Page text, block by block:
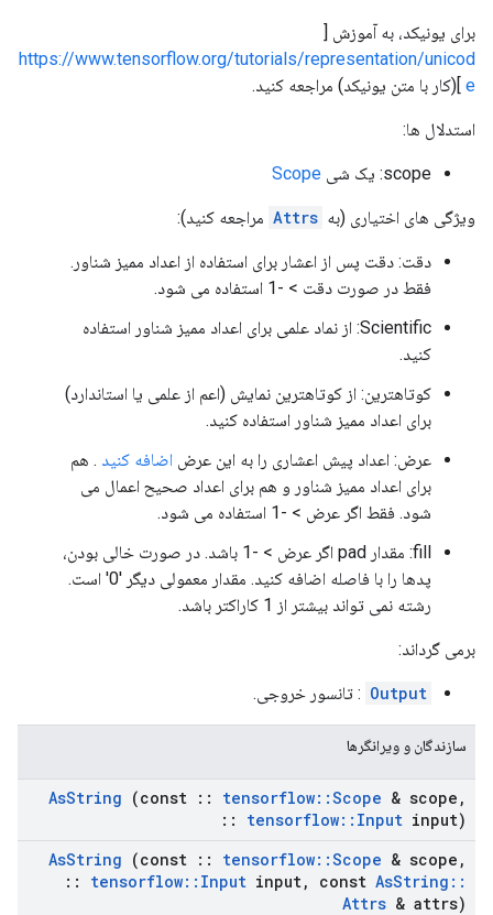
برای یونیکد، به آموزش [
https://www.tensorflow.org/tutorials/representation/unicod
e ](کار با متن یونیکد) مراجعه کنید.
استدلال ها:
scope: یک شی Scope
ویژگی های اختیاری (به Attrs مراجعه کنید):
دقت: دقت پس از اعشار برای استفاده از اعداد ممیز شناور.
فقط در صورت دقت > -1 استفاده می شود.
Scientific: از نماد علمی برای اعداد ممیز شناور استفاده
کنید.
کوتاهترین: از کوتاهترین نمایش (اعم از علمی یا استاندارد)
برای اعداد ممیز شناور استفاده کنید.
عرض: اعداد پیش اعشاری را به این عرض اضافه کنید . هم
برای اعداد ممیز شناور و هم برای اعداد صحیح اعمال می
شود. فقط اگر عرض > -1 استفاده می شود.
fill: مقدار pad اگر عرض > -1 باشد. در صورت خالی بودن،
پدها را با فاصله اضافه کنید. مقدار معمولی دیگر '0' است.
رشته نمی تواند بیشتر از 1 کاراکتر باشد.
برمی گرداند:
Output : تانسور خروجی.
سازندگان و ویرانگرها
AsString (const :: tensorflow::Scope & scope ,
::
tensorflow:: Input input)
AsString (const :: tensorflow::Scope & scope ,
::
tensorflow:: Input input, const AsString ::
Attrs & attrs)